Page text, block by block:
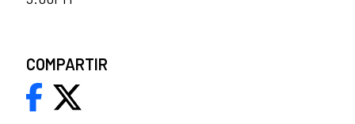
COMPARTIR